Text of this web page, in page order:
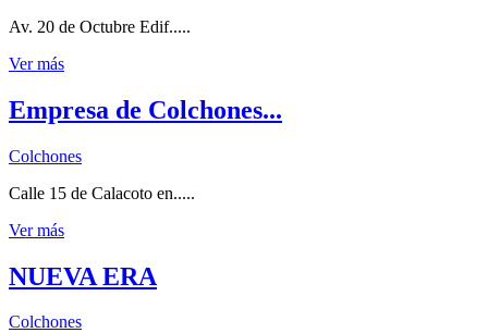
Av. 20 de Octubre Edif.....
Ver más
Empresa de Colchones...
Colchones
Calle 15 de Calacoto en.....
Ver más
NUEVA ERA
Colchones